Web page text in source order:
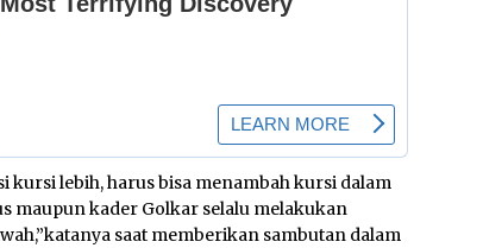
kursi lebih, harus bisa menambah kursi dalam
maupun kader Golkar selalu melakukan
saat memberikan sambutan dalam